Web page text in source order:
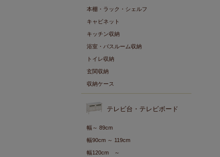
本棚・ラック・シェルフ
キャビネット
キッチン収納
浴室・バスルーム収納
トイレ収納
玄関収納
収納ケース
テレビ台・テレビボード
幅～ 89cm
幅90cm ～ 119cm
幅120cm ～